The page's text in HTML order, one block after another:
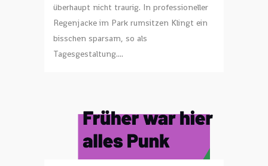
überhaupt nicht traurig. In professioneller
Regenjacke im Park rumsitzen Klingt ein
bisschen sparsam, so als
Tagesgestaltung....